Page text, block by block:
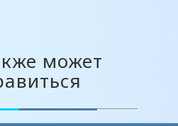
может